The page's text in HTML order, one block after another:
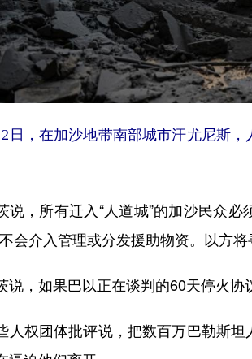
2日，在加沙地带南部城市汗尤尼斯
所有迁入“人道城”的加沙民众必
会介入管理或分发援助物资。以方
如果巴以正在谈判的60天停火协议
团体批评说，把数百万巴勒斯坦人